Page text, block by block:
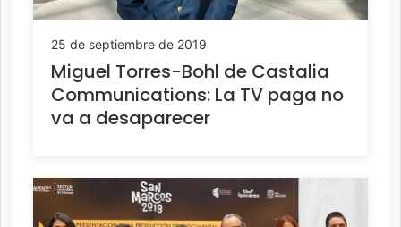
25 de septiembre de 2019
Miguel Torres-Bohl de Castalia
Communications: La TV paga no
va a desaparecer